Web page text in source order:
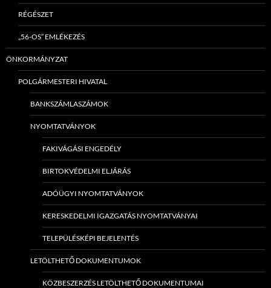
RÉGÉSZET
„56-OS” EMLÉKEZÉS
ÖNKORMÁNYZAT
POLGÁRMESTERI HIVATAL
BANKSZÁMLASZÁMOK
NYOMTATVÁNYOK
FAKIVÁGÁSI ENGEDÉLY
BIRTOKVÉDELMI ELJÁRÁS
ADÓÜGYI NYOMTATVÁNYOK
KERESKEDELMI IGAZGATÁS NYOMTATVÁNYAI
TELEPÜLÉSKÉPI BEJELENTÉS
LETÖLTHETŐ DOKUMENTUMOK
KÖZBESZERZÉS LETÖLTHETŐ DOKUMENTUMAI